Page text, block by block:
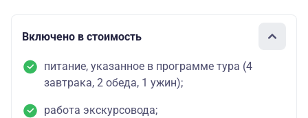
Включено в стоимость
питание, указанное в программе тура (4
завтрака, 2 обеда, 1 ужин);
работа экскурсовода;